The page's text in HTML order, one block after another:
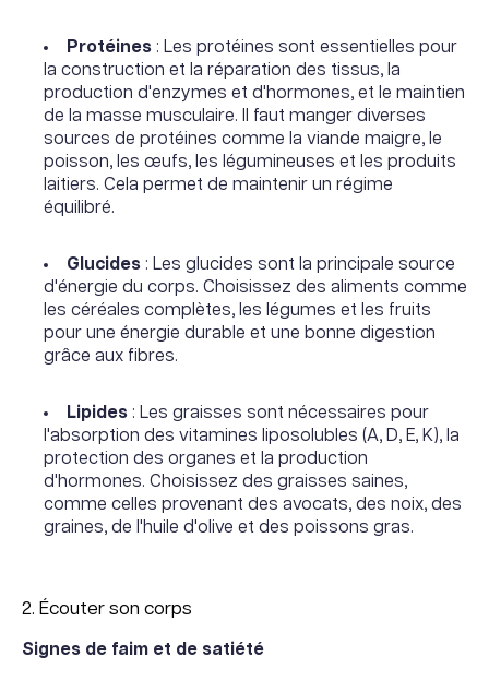
Protéines : Les protéines sont essentielles pour
la construction et la réparation des tissus, la
production d'enzymes et d'hormones, et le maintien
de la masse musculaire. Il faut manger diverses
sources de protéines comme la viande maigre, le
poisson, les œufs, les légumineuses et les produits
laitiers. Cela permet de maintenir un régime
équilibré.
Glucides : Les glucides sont la principale source
d'énergie du corps. Choisissez des aliments comme
les céréales complètes, les légumes et les fruits
pour une énergie durable et une bonne digestion
grâce aux fibres.
Lipides : Les graisses sont nécessaires pour
l'absorption des vitamines liposolubles (A, D, E, K), la
protection des organes et la production
d'hormones. Choisissez des graisses saines,
comme celles provenant des avocats, des noix, des
graines, de l'huile d'olive et des poissons gras.
2. Écouter son corps
Signes de faim et de satiété